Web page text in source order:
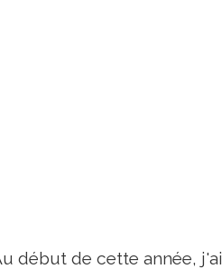
début de cette année,